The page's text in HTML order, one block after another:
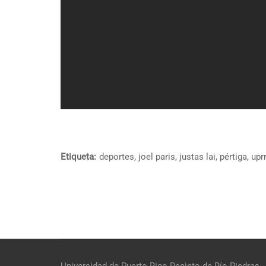
Etiqueta: deportes, joel paris, justas lai, pértiga,